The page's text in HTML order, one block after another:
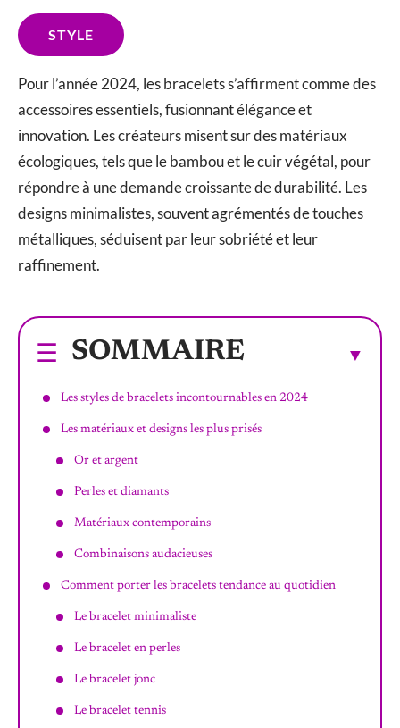
STYLE
Pour l’année 2024, les bracelets s’affirment comme des
accessoires essentiels, fusionnant élégance et
innovation. Les créateurs misent sur des matériaux
écologiques, tels que le bambou et le cuir végétal, pour
répondre à une demande croissante de durabilité. Les
designs minimalistes, souvent agrémentés de touches
métalliques, séduisent par leur sobriété et leur
raffinement.
SOMMAIRE
Les styles de bracelets incontournables en 2024
Les matériaux et designs les plus prisés
Or et argent
Perles et diamants
Matériaux contemporains
Combinaisons audacieuses
Comment porter les bracelets tendance au quotidien
Le bracelet minimaliste
Le bracelet en perles
Le bracelet jonc
Le bracelet tennis